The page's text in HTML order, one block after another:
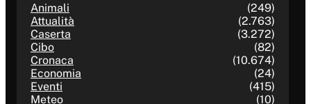
Animali
(249)
Attualità
(2.763)
Caserta
(3.272)
Cibo
(82)
Cronaca
(10.674)
Economia
(24)
Eventi
(415)
Meteo
(10)